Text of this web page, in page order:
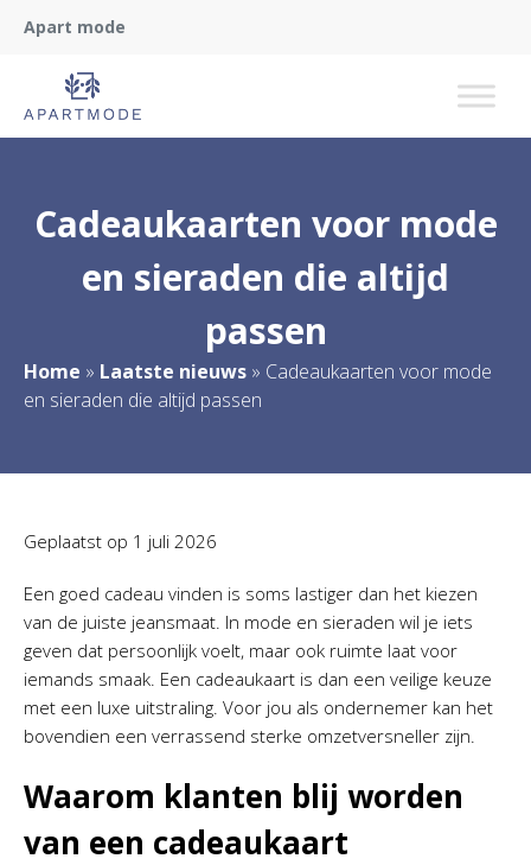
Apart mode
Cadeaukaarten voor mode
en sieraden die altijd
passen
Home » Laatste nieuws » Cadeaukaarten voor mode
en sieraden die altijd passen
Geplaatst op 1 juli 2026
Een goed cadeau vinden is soms lastiger dan het kiezen
van de juiste jeansmaat. In mode en sieraden wil je iets
geven dat persoonlijk voelt, maar ook ruimte laat voor
iemands smaak. Een cadeaukaart is dan een veilige keuze
met een luxe uitstraling. Voor jou als ondernemer kan het
bovendien een verrassend sterke omzetversneller zijn.
Waarom klanten blij worden
van een cadeaukaart